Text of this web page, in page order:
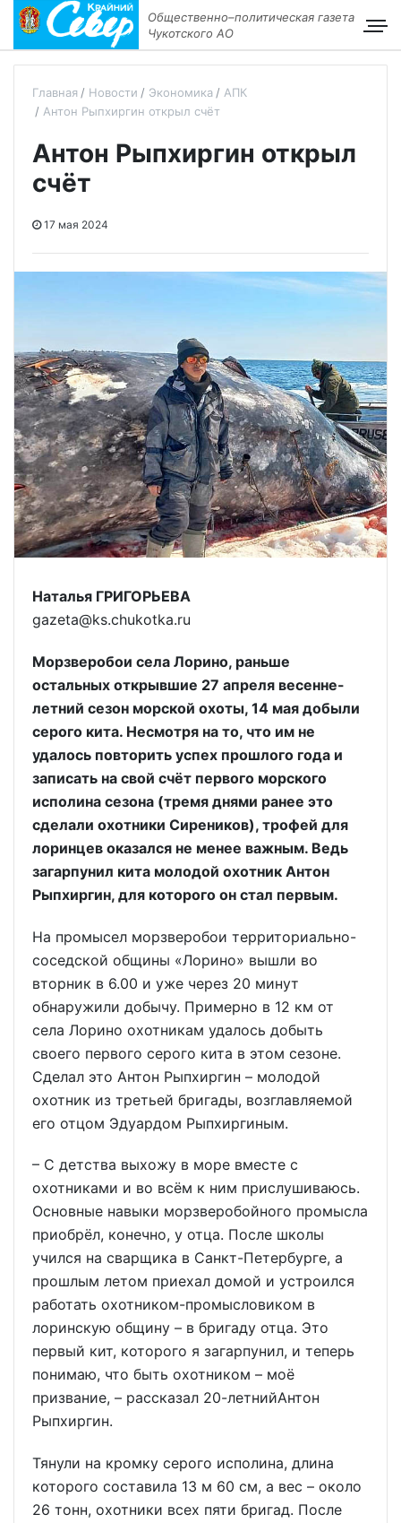
Общественно–политическая газета
Чукотского АО
Главная Новости Экономика
АПК
Антон Рыпхиргин открыл счёт
Антон Рыпхиргин открыл
счёт
17 мая 2024
Наталья ГРИГОРЬЕВА
gazeta@ks.chukotka.ru
Морзверобои села Лорино, раньше
остальных открывшие 27 апреля весенне-
летний сезон морской охоты, 14 мая добыли
серого кита. Несмотря на то, что им не
удалось повторить успех прошлого года и
записать на свой счёт первого морского
исполина сезона (тремя днями ранее это
сделали охотники Сиреников), трофей для
лоринцев оказался не менее важным. Ведь
загарпунил кита молодой охотник Антон
Рыпхиргин, для которого он стал первым.
На промысел морзверобои территориально-
соседской общины «Лорино» вышли во
вторник в 6.00 и уже через 20 минут
обнаружили добычу. Примерно в 12 км от
села Лорино охотникам удалось добыть
своего первого серого кита в этом сезоне.
Сделал это Антон Рыпхиргин – молодой
охотник из третьей бригады, возглавляемой
его отцом Эдуардом Рыпхиргиным.
– С детства выхожу в море вместе с
охотниками и во всём к ним прислушиваюсь.
Основные навыки морзверобойного промысла
приобрёл, конечно, у отца. После школы
учился на сварщика в Санкт-Петербурге, а
прошлым летом приехал домой и устроился
работать охотником-промысловиком в
лоринскую общину – в бригаду отца. Это
первый кит, которого я загарпунил, и теперь
понимаю, что быть охотником – моё
призвание, – рассказал 20-летнийАнтон
Рыпхиргин.
Тянули на кромку серого исполина, длина
которого составила 13 м 60 см, а вес – около
26 тонн, охотники всех пяти бригад. После